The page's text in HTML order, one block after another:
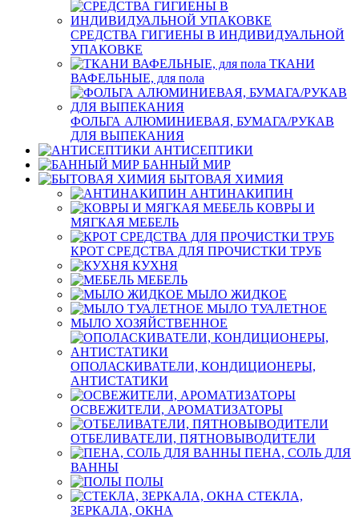
СРЕДСТВА ГИГИЕНЫ В ИНДИВИДУАЛЬНОЙ
УПАКОВКЕ
ТКАНИ
ВАФЕЛЬНЫЕ, для пола
ФОЛЬГА АЛЮМИНИЕВАЯ, БУМАГА/РУКАВ
ДЛЯ ВЫПЕКАНИЯ
АНТИСЕПТИКИ
БАННЫЙ МИР
БЫТОВАЯ ХИМИЯ
АНТИНАКИПИН
КОВРЫ И
МЯГКАЯ МЕБЕЛЬ
КРОТ СРЕДСТВА ДЛЯ ПРОЧИСТКИ ТРУБ
КУХНЯ
МЕБЕЛЬ
МЫЛО ЖИДКОЕ
МЫЛО ТУАЛЕТНОЕ
МЫЛО ХОЗЯЙСТВЕННОЕ
ОПОЛАСКИВАТЕЛИ, КОНДИЦИОНЕРЫ,
АНТИСТАТИКИ
ОСВЕЖИТЕЛИ, АРОМАТИЗАТОРЫ
ОТБЕЛИВАТЕЛИ, ПЯТНОВЫВОДИТЕЛИ
ПЕНА, СОЛЬ ДЛЯ
ВАННЫ
ПОЛЫ
СТЕКЛА,
ЗЕРКАЛА, ОКНА